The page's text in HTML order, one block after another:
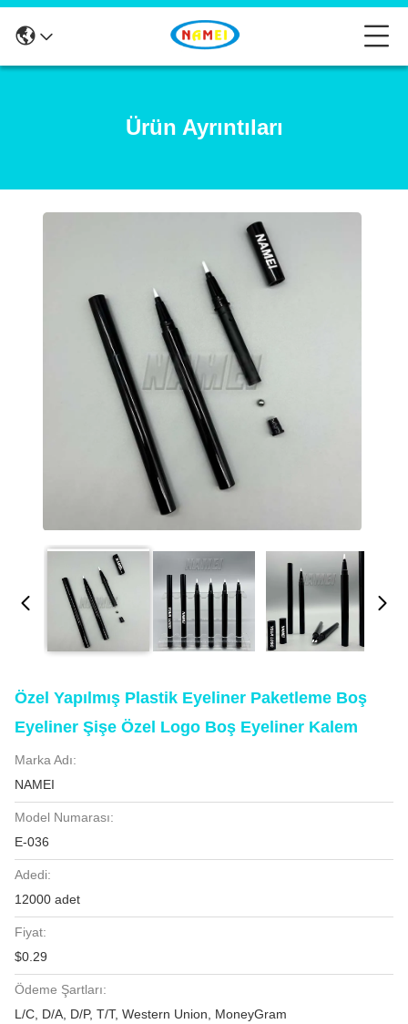
Ürün Ayrıntıları
Özel Yapılmış Plastik Eyeliner Paketleme Boş
Eyeliner Şişe Özel Logo Boş Eyeliner Kalem
Marka Adı:
NAMEI
Model Numarası:
E-036
Adedi:
12000 adet
Fiyat:
$0.29
Ödeme Şartları:
L/C, D/A, D/P, T/T, Western Union, MoneyGram